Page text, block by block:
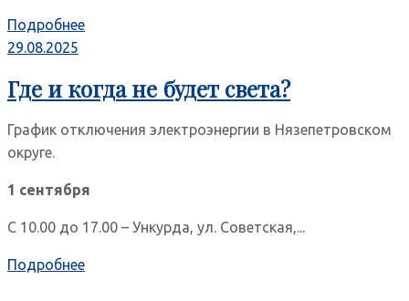
Подробнее
29.08.2025
Где и когда не будет света?
График отключения электроэнергии в Нязепетровском
округе.
1 сентября
С 10.00 до 17.00 – Ункурда, ул. Советская,...
Подробнее